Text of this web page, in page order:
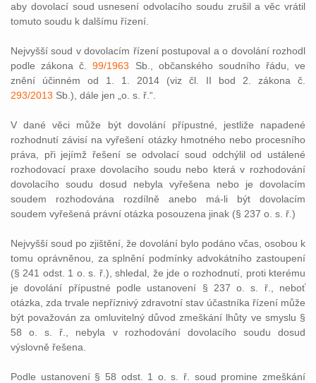
aby dovolací soud usnesení odvolacího soudu zrušil a věc vrátil
tomuto soudu k dalšímu řízení.
Nejvyšší soud v dovolacím řízení postupoval a o dovolání rozhodl
podle zákona č.99/1963 Sb., občanského soudního řádu, ve
znění účinném od 1. 1. 2014 (viz čl. II bod 2. zákona č.
293/2013 Sb.), dále jen „o. s. ř.“.
V dané věci může být dovolání přípustné, jestliže napadené
rozhodnutí závisí na vyřešení otázky hmotného nebo procesního
práva, při jejímž řešení se odvolací soud odchýlil od ustálené
rozhodovací praxe dovolacího soudu nebo která v rozhodování
dovolacího soudu dosud nebyla vyřešena nebo je dovolacím
soudem rozhodována rozdílně anebo má-li být dovolacím
soudem vyřešená právní otázka posouzena jinak (§ 237 o. s. ř.)
Nejvyšší soud po zjištění, že dovolání bylo podáno včas, osobou k
tomu oprávněnou, za splnění podmínky advokátního zastoupení
(§ 241 odst. 1 o. s. ř.), shledal, že jde o rozhodnutí, proti kterému
je dovolání přípustné podle ustanovení § 237 o. s. ř., neboť
otázka, zda trvale nepříznivý zdravotní stav účastníka řízení může
být považován za omluvitelný důvod zmeškání lhůty ve smyslu §
58 o. s. ř., nebyla v rozhodování dovolacího soudu dosud
výslovně řešena.
Podle ustanovení § 58 odst. 1 o. s. ř. soud promine zmeškání